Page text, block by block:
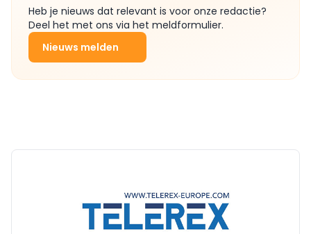
Heb je nieuws dat relevant is voor onze redactie?
Deel het met ons via het meldformulier.
Nieuws melden